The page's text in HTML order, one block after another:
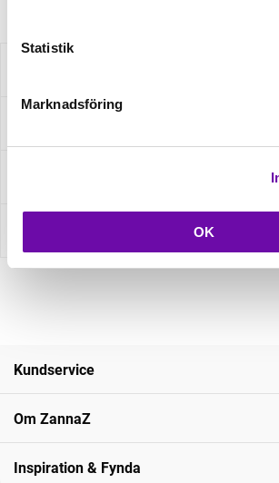
Statistik
Marknadsföring
OK
Kundservice
Om ZannaZ
Inspiration & Fynda